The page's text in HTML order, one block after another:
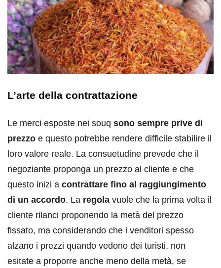
L’arte della contrattazione
Le merci esposte nei souq sono sempre prive di
prezzo e questo potrebbe rendere difficile stabilire il
loro valore reale. La consuetudine prevede che il
negoziante proponga un prezzo al cliente e che
questo inizi a contrattare fino al raggiungimento
di un accordo. La regola vuole che la prima volta il
cliente rilanci proponendo la metà del prezzo
fissato, ma considerando che i venditori spesso
alzano i prezzi quando vedono dei turisti, non
esitate a proporre anche meno della metà, se